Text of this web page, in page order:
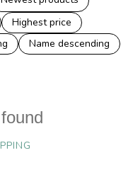
Highest price
Name descending